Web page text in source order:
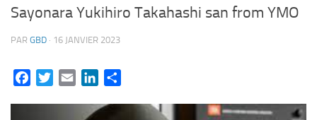
Sayonara Yukihiro Takahashi san from YMO
PAR GBD · 16 JANVIER 2023
FacebookTwitterEmail LinkedIn